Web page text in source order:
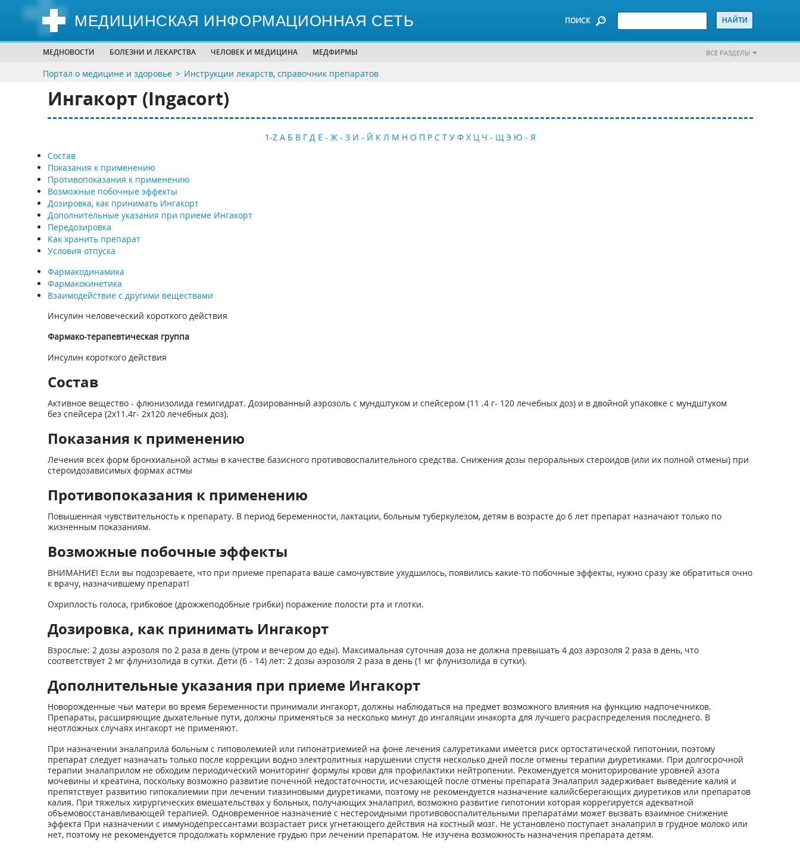
МЕДИЦИНСКАЯ ИНФОРМАЦИОННАЯ СЕТЬ ПОИСК
МЕДНОВОСТИ БОЛЕЗНИ И ЛЕКАРСТВА ЧЕЛОВЕК И МЕДИЦИНА МЕДФИРМЫ ВСЕ РАЗДЕЛЫ
Портал о медицине и здоровье Инструкции лекарств, справочник препаратов
Ингакорт (Ingacort)
1-Z А Б В Г Д Е - Ж - З И - Й К Л М Н О П Р С Т У Ф Х Ц Ч - Щ Э Ю - Я
Состав
Показания к применению
Противопоказания к применению
Возможные побочные эффекты
Дозировка, как принимать Ингакорт
Дополнительные указания при приеме Ингакорт
Передозировка
Как хранить препарат
Условия отпуска
Фармакодинамика
Фармакокинетика
Взаимодействие с другими веществами
Инсулин человеческий короткого действия
Фармако-терапевтическая группа
Инсулин короткого действия
Состав
Активное вещество - флюнизолида гемигидрат. Дозированный аэрозоль с мундштуком и спейсером (11 .4 г- 120 лечебных доз) и в двойной упаковке с мундштуком
без спейсера (2х11.4г- 2х120 лечебных доз).
Показания к применению
Лечения всех форм бронхиальной астмы в качестве базисного противовоспалительного средства. Снижения дозы пероральных стероидов (или их полной отмены) при
стероидозависимых формах астмы
Противопоказания к применению
Повышенная чувствительность к препарату. В период беременности, лактации, больным туберкулезом, детям в возрасте до 6 лет препарат назначают только по
жизненным показаниям.
Возможные побочные эффекты
ВНИМАНИЕ! Если вы подозреваете, что при приеме препарата ваше самочувствие ухудшилось, появились какие-то побочные эффекты, нужно сразу же обратиться очно
к врачу, назначившему препарат!
Охриплость голоса, грибковое (дрожжеподобные грибки) поражение полости рта и глотки.
Дозировка, как принимать Ингакорт
Взрослые: 2 дозы аэрозоля по 2 раза в день (утром и вечером до еды). Максимальная суточная доза не должна превышать 4 доз аэрозоля 2 раза в день, что
соответствует 2 мг флунизолида в сутки. Дети (6 - 14) лет: 2 дозы аэрозоля 2 раза в день (1 мг флунизолида в сутки).
Дополнительные указания при приеме Ингакорт
Новорожденные чьи матери во время беременности принимали ингакорт, должны наблюдаться на предмет возможного влияния на функцию надпочечников.
Препараты, расширяющие дыхательные пути, должны применяться за несколько минут до ингаляции инакорта для лучшего расраспределения последнего. В
неотложных случаях ингакорт не применяют.
При назначении эналаприла больным с гиповолемией или гипонатриемией на фоне лечения салуретиками имеется риск ортостатической гипотонии, поэтому
препарат следует назначать только после коррекции водно электролитных нарушении спустя несколько дней после отмены терапии диуретиками. При долгосрочной
терапии эналаприлом не обходим периодический мониторинг формулы крови для профилактики нейтропении. Рекомендуется мониторирование уровней азота
мочевины и креатина, поскольку возможно развитие почечной недостаточности, исчезающей после отмены препарата Эналаприл задерживает выведение калия и
препятствует развитию гипокалиемии при лечении тиазиновыми диуретиками, поэтому не рекомендуется назначение калийсберегающих диуретиков или препаратов
калия. При тяжелых хирургических вмешательствах у больных, получающих эналаприл, возможно развитие гипотонии которая коррегируется адекватной
объемовосстанавливающей терапией. Одновременное назначение с нестероидными противовоспалительными препаратами может вызвать взаимное снижение
эффекта При назначении с иммунодепрессантами возрастает риск угнетающего действия на костный мозг. Не установлено поступает эналаприл в грудное молоко или
нет, поэтому не рекомендуется продолжать кормление грудью при лечении препаратом. Не изучена возможность назначения препарата детям.